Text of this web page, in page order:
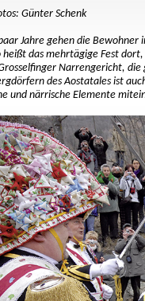
Günter Schenk
Jahre gehen die Bewohner
heißt das mehrtägige Fest
Narrengericht,
des Aostatales ist
und närrische Elemente